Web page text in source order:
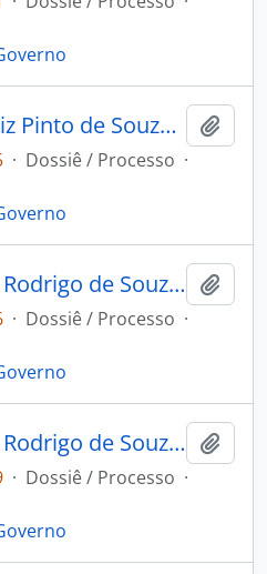
AVISO RÉGIO de Luiz Pinto de Souza ao [Governador e Capitão General da Capitania de Mato Grosso] João de Albuquerque de Melo Pereira e Cáceres.
· Dossiê / Processo ·
AVISO RÉGIO de D. Rodrigo de Souza Coutinho ao [Governador e Capitão General da Capitania de Mato Grosso] Caetano Pinto de Miranda e Montenegro.
· Dossiê / Processo ·
AVISO RÉGIO de D. Rodrigo de Souza Coutinho ao [Governador e Capitão General da Capitania de Mato Grosso] Caetano Pinto de Miranda e Montenegro.
· Dossiê / Processo ·